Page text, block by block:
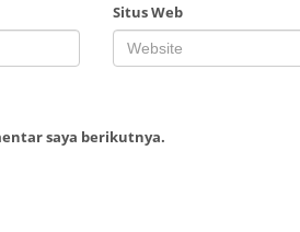
Situs Web
saya berikutnya.